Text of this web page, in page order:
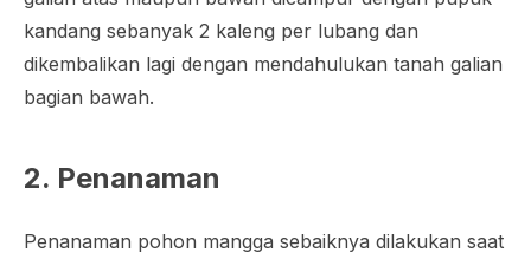
kandang sebanyak 2 kaleng per lubang dan
dikembalikan lagi dengan mendahulukan tanah galian
bagian bawah.
2. Penanaman
Penanaman pohon mangga sebaiknya dilakukan saat